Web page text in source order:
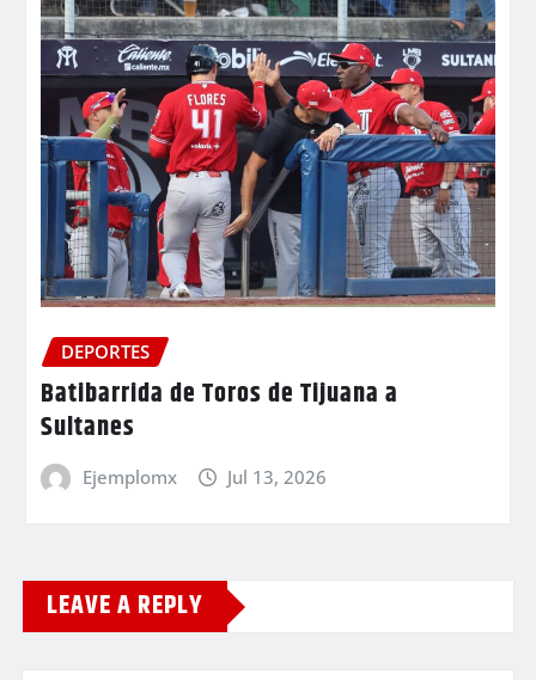
DEPORTES
Batibarrida de Toros de Tijuana a
Sultanes
Ejemplomx Jul 13, 2026
LEAVE A REPLY